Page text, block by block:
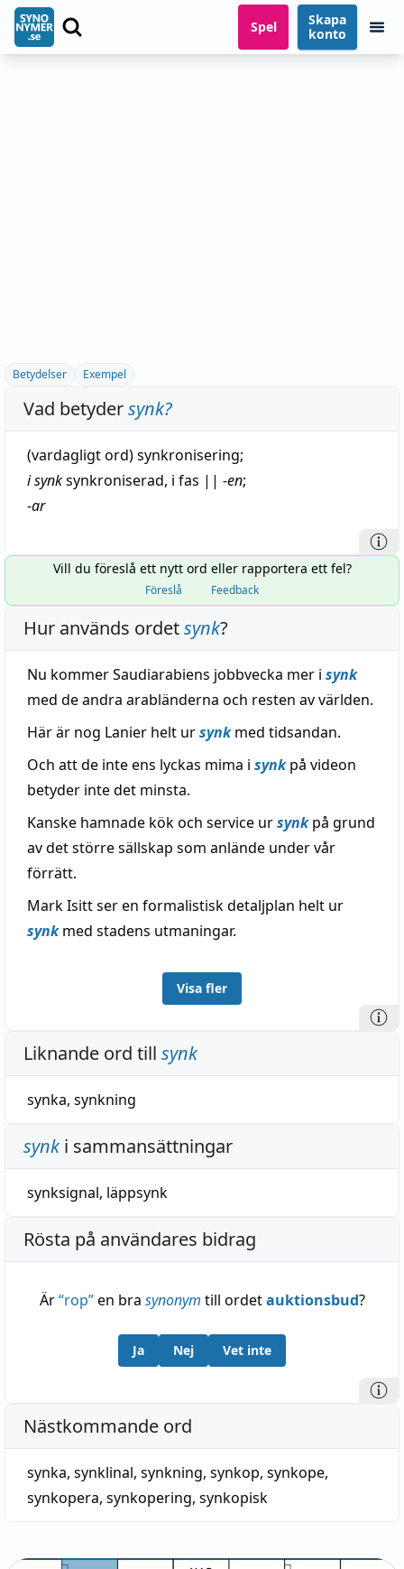
Spel
Skapa
konto
Betydelser Exempel
Vad betydersynk?
(vardagligt ord)synkronisering;
i synksynkroniserad, i fas || -en;
-ar
Vill du föreslå ett nytt ord eller rapportera ett fel?
Föreslå Feedback
Hur används ordetsynk?
Nu kommer Saudiarabiens jobbvecka mer i synk
med de andra arabländerna och resten av världen.
Här är nog Lanier helt ursynkmed tidsandan.
Och att de inte ens lyckas mima i synkpå videon
betyder inte det minsta.
Kanske hamnade kök och service ursynkpå grund
av det större sällskap som anlände under vår
förrätt.
Mark Isitt ser en formalistisk detaljplan helt ur
synkmed stadens utmaningar.
Visa fler
Liknande ord till synk
synka, synkning
synki sammansättningar
synksignal, läppsynk
Rösta på användares bidrag
Är“rop”en bra synonym till ordetauktionsbud?
Ja Nej Vet inte
Nästkommande ord
synka, synklinal, synkning, synkop, synkope,
synkopera, synkopering, synkopisk